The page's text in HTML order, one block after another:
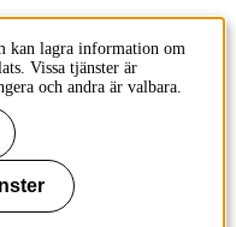
kan lagra information om
Vissa tjänster är
och andra är valbara.